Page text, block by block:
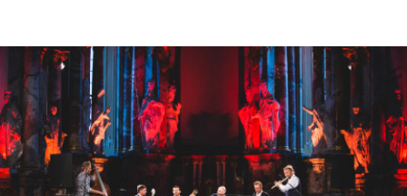
PRENUMERUOK